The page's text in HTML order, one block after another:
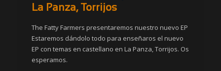
La Panza, Torrijos
The Fatty Farmers presentaremos nuestro nuevo EP
Estaremos dándolo todo para enseñaros el nuevo
EP con temas en castellano en La Panza, Torrijos. Os
esperamos.